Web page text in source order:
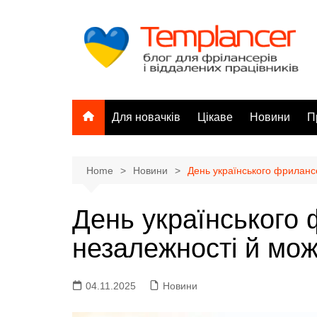
Для новачків Цікаве Новини
Home Новини День українського
День
незалежності й
04.11.2025 Новини